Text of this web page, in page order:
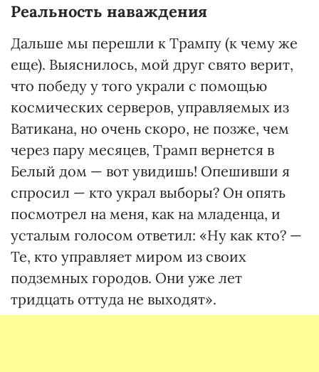
Реальность наваждения
Дальше мы перешли к Трампу (к чему же
еще). Выяснилось, мой друг свято верит,
что победу у того украли с помощью
космических серверов, управляемых из
Ватикана, но очень скоро, не позже, чем
через пару месяцев, Трамп вернется в
Белый дом — вот увидишь! Опешивши я
спросил — кто украл выборы? Он опять
посмотрел на меня, как на младенца, и
усталым голосом ответил: «Ну как кто? —
Те, кто управляет миром из своих
подземных городов. Они уже лет
тридцать оттуда не выходят».